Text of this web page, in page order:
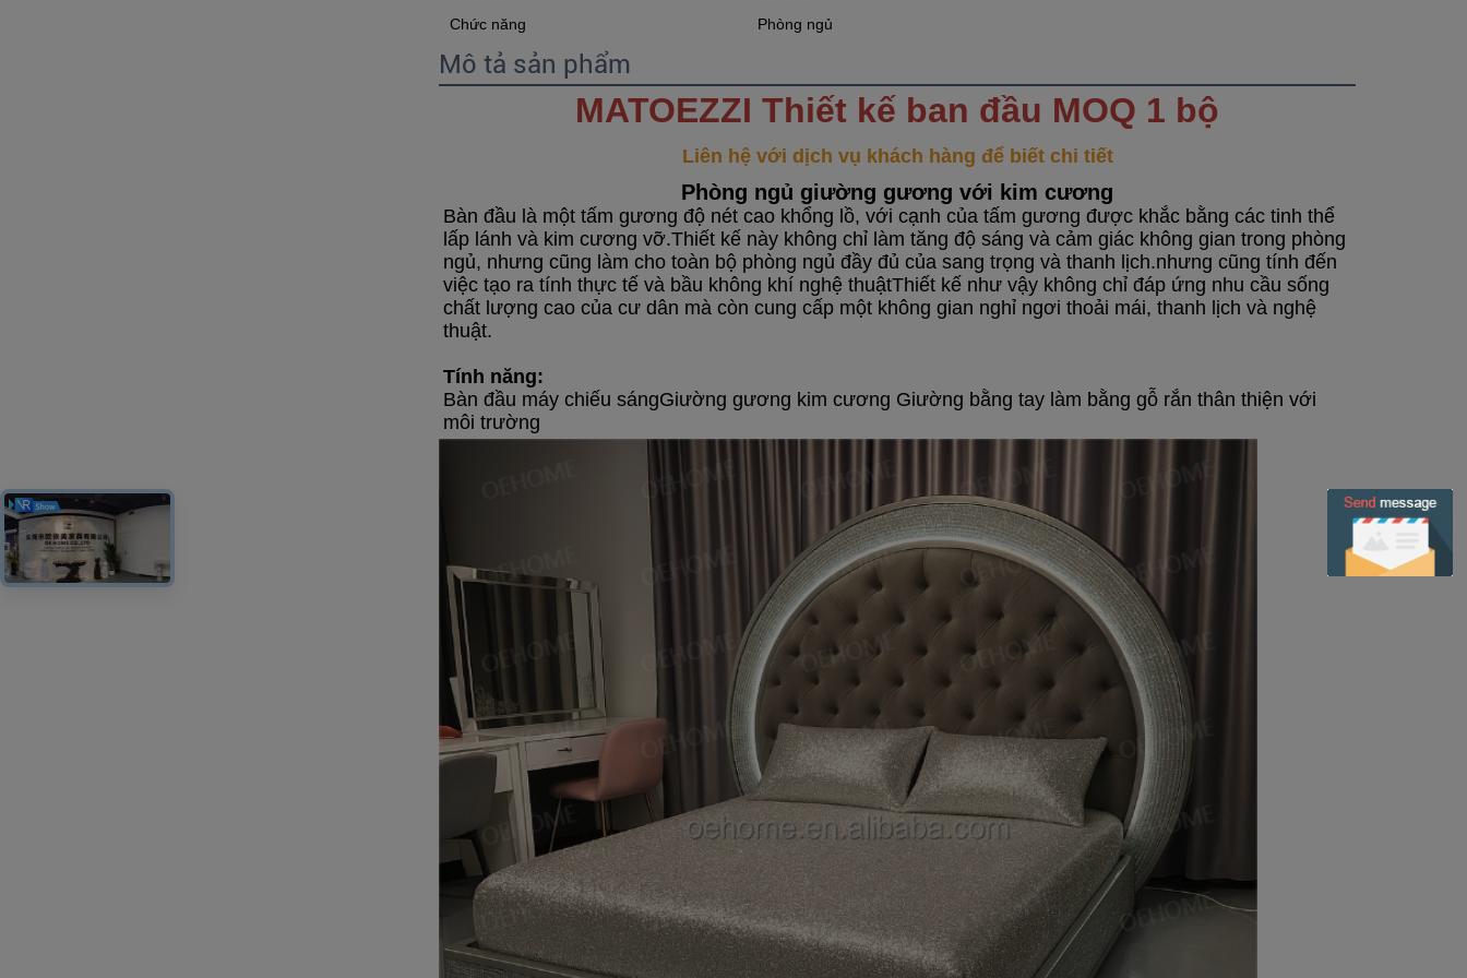
Chức năng
Phòng ngủ
Mô tả sản phẩm
MATOEZZI Thiết kế ban đầu MOQ 1 bộ
Liên hệ với dịch vụ khách hàng để biết chi tiết
Phòng ngủ giường gương với kim cương
Bàn đầu là một tấm gương độ nét cao khổng lồ, với cạnh của tấm gương được khắc bằng các tinh thể
lấp lánh và kim cương vỡ.Thiết kế này không chỉ làm tăng độ sáng và cảm giác không gian trong phòng
ngủ, nhưng cũng làm cho toàn bộ phòng ngủ đầy đủ của sang trọng và thanh lịch.nhưng cũng tính đến
việc tạo ra tính thực tế và bầu không khí nghệ thuậtThiết kế như vậy không chỉ đáp ứng nhu cầu sống
chất lượng cao của cư dân mà còn cung cấp một không gian nghỉ ngơi thoải mái, thanh lịch và nghệ
thuật.
Tính năng:
Bàn đầu máy chiếu sángGiường gương kim cương Giường bằng tay làm bằng gỗ rắn thân thiện với
môi trường